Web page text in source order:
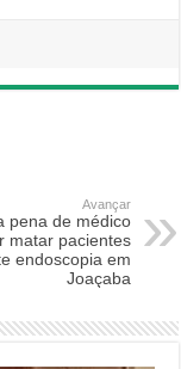
Avançar
pena de médico
matar pacientes
endoscopia em
Joaçaba